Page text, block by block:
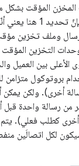
المؤقت بشكل
في كلا الاتجاهين،
وملف تخزين
التخزين المؤقت
الأعلى بين العميل
بروتوكول
أخرى). ولكن يمكن
من رسالة واحدة
أخرى كطلب فعلي).
سيكون لكل اتصالَين